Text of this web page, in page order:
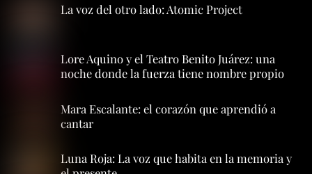
La voz del otro lado: Atomic Project
Lore Aquino y el Teatro Benito Juárez: una
noche donde la fuerza tiene nombre propio
Mara Escalante: el corazón que aprendió a
cantar
Luna Roja: La voz que habita en la memoria y